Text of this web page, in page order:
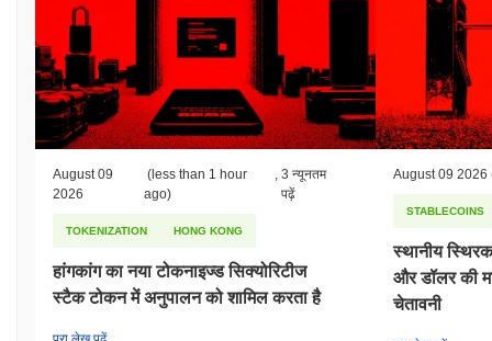
August 09
2026
(less than 1 hour
ago)
3 न्यूनतम
पढ़ें
TOKENIZATION HONG KONG
हांगकांग का नया टोकनाइज्ड सिक्योरिटीज
स्टैक टोकन में अनुपालन को शामिल करता है
August 09 2026
STABLECOINS
स्थानीय
और डॉलर की
चेतावनी